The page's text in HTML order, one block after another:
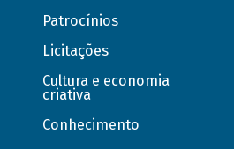
Patrocínios
Licitações
Cultura e economia
criativa
Conhecimento